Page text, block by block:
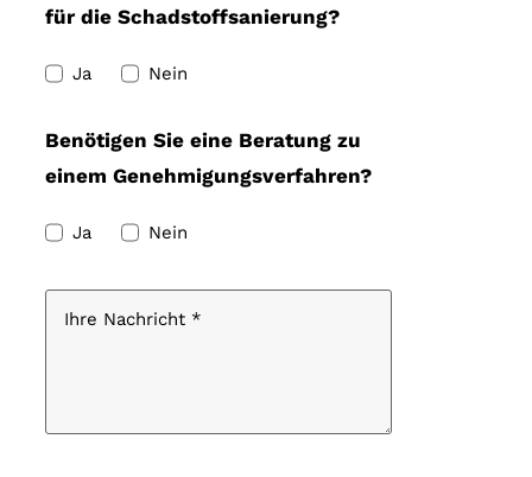
für die Schadstoffsanierung?
Ja Nein
Benötigen Sie eine Beratung zu
einem Genehmigungsverfahren?
Ja Nein